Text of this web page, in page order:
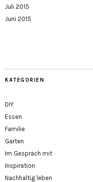
Juli 2015
Juni 2015
KATEGORIEN
DIY
Essen
Familie
Garten
Im Gespräch mit
Inspiration
Nachhaltig leben